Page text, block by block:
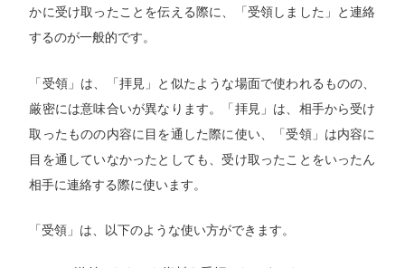
かに受け取ったことを伝える際に、「受領しました」と連絡
するのが一般的です。
「受領」は、「拝見」と似たような場面で使われるものの、
厳密には意味合いが異なります。「拝見」は、相手から受け
取ったものの内容に目を通した際に使い、「受領」は内容に
目を通していなかったとしても、受け取ったことをいったん
相手に連絡する際に使います。
「受領」は、以下のような使い方ができます。